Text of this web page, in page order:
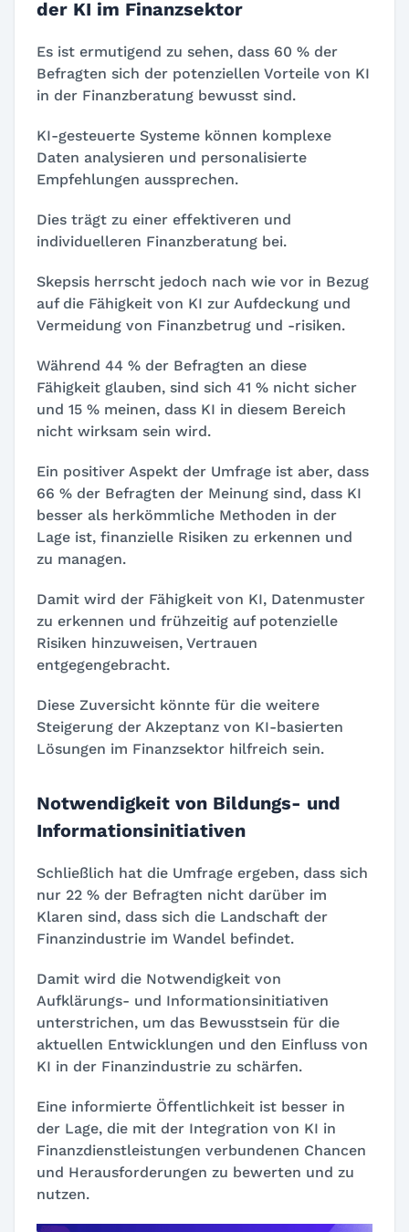
der KI im Finanzsektor
Es ist ermutigend zu sehen, dass 60 % der
Befragten sich der potenziellen Vorteile von KI
in der Finanzberatung bewusst sind.
KI-gesteuerte Systeme können komplexe
Daten analysieren und personalisierte
Empfehlungen aussprechen.
Dies trägt zu einer effektiveren und
individuelleren Finanzberatung bei.
Skepsis herrscht jedoch nach wie vor in Bezug
auf die Fähigkeit von KI zur Aufdeckung und
Vermeidung von Finanzbetrug und -risiken.
Während 44 % der Befragten an diese
Fähigkeit glauben, sind sich 41 % nicht sicher
und 15 % meinen, dass KI in diesem Bereich
nicht wirksam sein wird.
Ein positiver Aspekt der Umfrage ist aber, dass
66 % der Befragten der Meinung sind, dass KI
besser als herkömmliche Methoden in der
Lage ist, finanzielle Risiken zu erkennen und
zu managen.
Damit wird der Fähigkeit von KI, Datenmuster
zu erkennen und frühzeitig auf potenzielle
Risiken hinzuweisen, Vertrauen
entgegengebracht.
Diese Zuversicht könnte für die weitere
Steigerung der Akzeptanz von KI-basierten
Lösungen im Finanzsektor hilfreich sein.
Notwendigkeit von Bildungs- und
Informationsinitiativen
Schließlich hat die Umfrage ergeben, dass sich
nur 22 % der Befragten nicht darüber im
Klaren sind, dass sich die Landschaft der
Finanzindustrie im Wandel befindet.
Damit wird die Notwendigkeit von
Aufklärungs- und Informationsinitiativen
unterstrichen, um das Bewusstsein für die
aktuellen Entwicklungen und den Einfluss von
KI in der Finanzindustrie zu schärfen.
Eine informierte Öffentlichkeit ist besser in
der Lage, die mit der Integration von KI in
Finanzdienstleistungen verbundenen Chancen
und Herausforderungen zu bewerten und zu
nutzen.